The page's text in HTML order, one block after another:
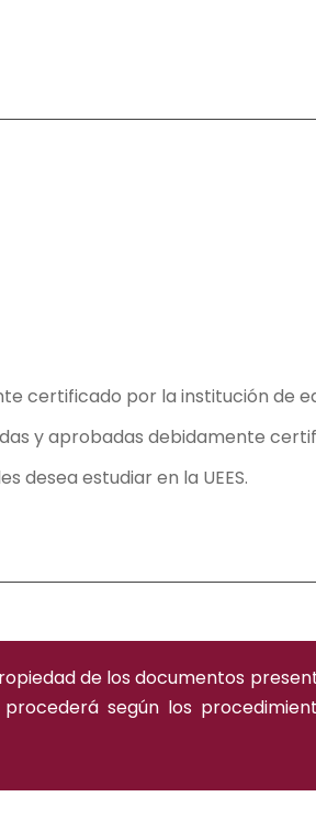
certificado por la institución de
y aprobadas debidamente
desea estudiar en la UEES.
de los documentos
según los